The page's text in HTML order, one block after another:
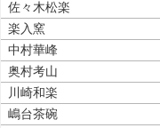
佐々木松楽
楽入窯
中村華峰
奥村考山
川崎和楽
嶋台茶碗